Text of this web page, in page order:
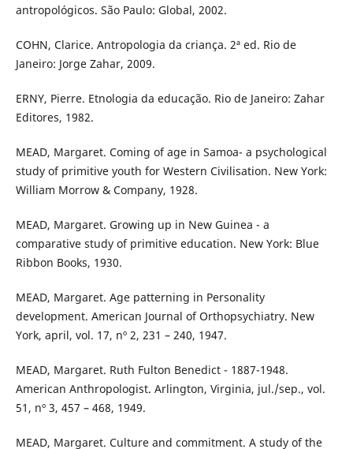
antropológicos. São Paulo: Global, 2002.
COHN, Clarice. Antropologia da criança. 2ª ed. Rio de
Janeiro: Jorge Zahar, 2009.
ERNY, Pierre. Etnologia da educação. Rio de Janeiro: Zahar
Editores, 1982.
MEAD, Margaret. Coming of age in Samoa- a psychological
study of primitive youth for Western Civilisation. New York:
William Morrow & Company, 1928.
MEAD, Margaret. Growing up in New Guinea - a
comparative study of primitive education. New York: Blue
Ribbon Books, 1930.
MEAD, Margaret. Age patterning in Personality
development. American Journal of Orthopsychiatry. New
York, april, vol. 17, nº 2, 231 – 240, 1947.
MEAD, Margaret. Ruth Fulton Benedict - 1887-1948.
American Anthropologist. Arlington, Virginia, jul./sep., vol.
51, nº 3, 457 – 468, 1949.
MEAD, Margaret. Culture and commitment. A study of the